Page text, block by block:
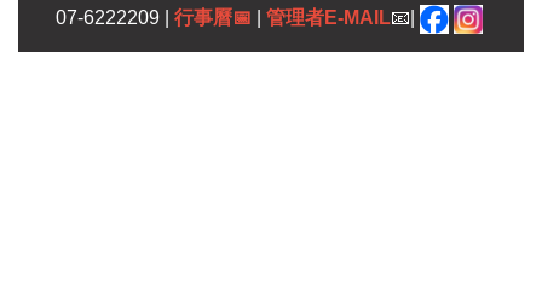
07-6222209 | 行事曆📅 管理者E-MAIL📧|